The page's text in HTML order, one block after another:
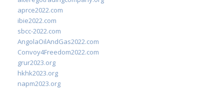
aprce2022.com
ibie2022.com
sbcc-2022.com
AngolaOilAndGas2022.com
Convoy4Freedom2022.com
grur2023.org
hkhk2023.org
napm2023.org